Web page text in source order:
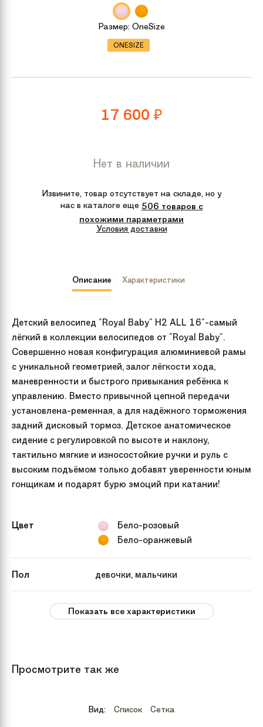
17 600 ₽
Нет в наличии
Извините, товар отсутствует на складе, но у
нас в каталоге еще 506 товаров с
похожими параметрами
Размер: OneSize
ONESIZE
Условия доставки
Описание Характеристики
Детский велосипед "Royal Baby" H2 ALL 16"-самый
лёгкий в коллекции велосипедов от "Royal Baby".
Совершенно новая конфигурация алюминиевой рамы
с уникальной геометрией, залог лёгкости хода,
маневренности и быстрого привыкания ребёнка к
управлению. Вместо привычной цепной передачи
установлена-ременная, а для надёжного торможения
задний дисковый тормоз. Детское анатомическое
сидение с регулировкой по высоте и наклону,
тактильно мягкие и износостойкие ручки и руль с
высоким подъёмом только добавят уверенности юным
гонщикам и подарят бурю эмоций при катании!
Цвет
Бело-розовый
Бело-оранжевый
Пол девочки, мальчики
Рекомендуемый
от 3 лет
Показать все характеристики
Просмотрите так же
Вид: Список Сетка